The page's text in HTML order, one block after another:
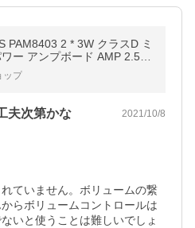
PAM8403 2 * 3W クラスD ミ
ー アンプボード AMP 2.5-5
ップ
夫次第かな 2021/10/8
ていません。ボリュームの繋
らボリュームコントロールは
いと使うことは難しいでしょ